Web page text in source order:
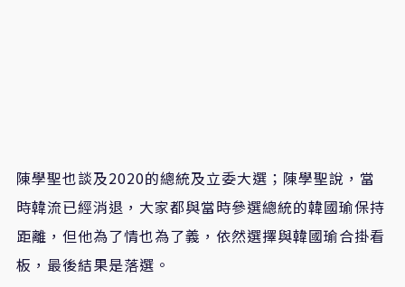
陳學聖也談及2020的總統及立委大選；陳學聖說，當
時韓流已經消退，大家都與當時參選總統的韓國瑜保持
距離，但他為了情也為了義，依然選擇與韓國瑜合掛看
板，最後結果是落選。